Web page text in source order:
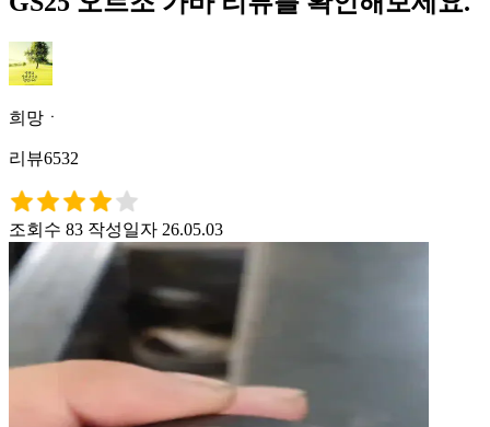
희망ㆍ
리뷰6532
조회수 83 작성일자 26.05.03